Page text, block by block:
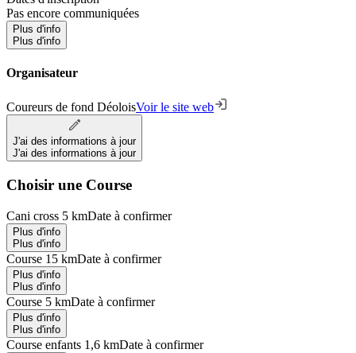
Pas encore communiquées
Plus d'info
Plus d'info
Organisateur
Coureurs de fond DéoloisVoir le site web
J'ai des informations à jour
J'ai des informations à jour
Choisir une Course
Cani cross 5 kmDate à confirmer
Plus d'info
Plus d'info
Course 15 kmDate à confirmer
Plus d'info
Plus d'info
Course 5 kmDate à confirmer
Plus d'info
Plus d'info
Course enfants 1,6 kmDate à confirmer